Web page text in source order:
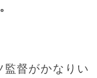
督がかなりい